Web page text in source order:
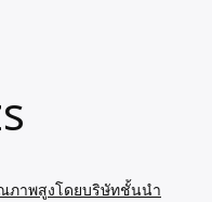
ภาพสูงโดยบริษัทชั้นนำ